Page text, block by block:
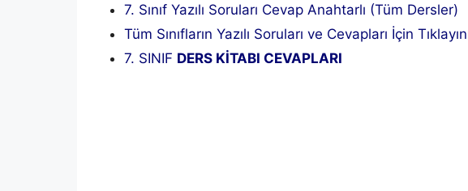
7. Sınıf Yazılı Soruları Cevap Anahtarlı (Tüm Dersler)
Tüm Sınıfların Yazılı Soruları ve Cevapları İçin
7. SINIF DERS KİTABI CEVAPLARI